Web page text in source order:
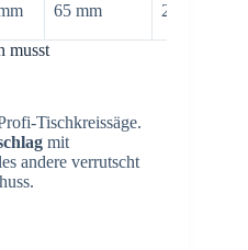
65 mm 22 kg
musst
Tischkreissäge.
mit
andere verrutscht